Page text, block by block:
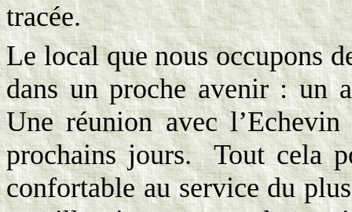
tracée.
Le local que nous occupons
dans un proche avenir : un
Une réunion avec
prochains jours.
Tout cela
confortable au service du